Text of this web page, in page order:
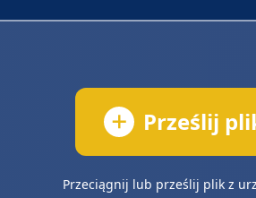
Prześlij
Przeciągnij lub prześlij plik z